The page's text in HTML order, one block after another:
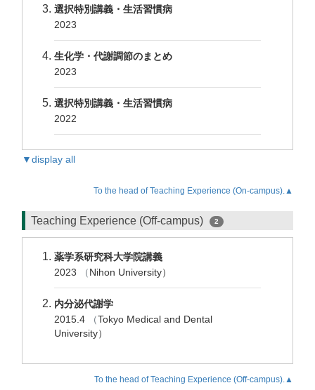
選択特別講義・生活習慣病
2023
生化学・代謝調節のまとめ
2023
選択特別講義・生活習慣病
2022
▼display all
To the head of Teaching Experience (On-campus).▲
Teaching Experience (Off-campus) 2
薬学系研究科大学院講義
2023
（Nihon University）
内分泌代謝学
2015.4
（Tokyo Medical and Dental
University）
To the head of Teaching Experience (Off-campus).▲